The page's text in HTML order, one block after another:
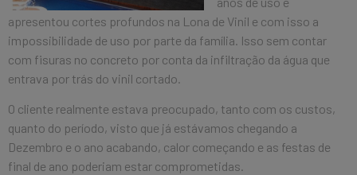
apresentou cortes profundos na Lona de Vinil e com isso a
impossibilidade de uso por parte da família. Isso sem contar
com fisuras no concreto por conta da infiltração da água que
entrava por trás do vinil cortado.
O cliente realmente estava preocupado, tanto com os custos,
quanto do período, visto que já estávamos chegando a
Dezembro e o ano acabando, calor começando e as festas de
final de ano poderiam estar comprometidas.